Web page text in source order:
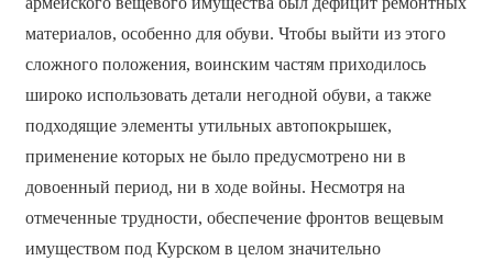
материалов, особенно для обуви. Чтобы выйти из этого
сложного положения, воинским частям приходилось
широко использовать детали негодной обуви, а также
подходящие элементы утильных автопокрышек,
применение которых не было предусмотрено ни в
довоенный период, ни в ходе войны. Несмотря на
отмеченные трудности, обеспечение фронтов вещевым
имуществом под Курском в целом значительно